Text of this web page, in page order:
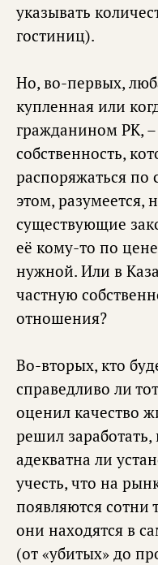
указывать
гостиниц).
Но, во-первых,
купленная или
гражданином РК, –
собственность,
распоряжаться
этом, разумеется,
существующие
её кому-то по
нужной. Или в
частную
отношения?
Во-вторых, кто
справедливо ли
оценил качество
решил заработать,
адекватна ли
учесть, что на
появляются сотни
они находятся в
(от «убитых» до